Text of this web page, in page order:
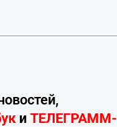
и ТЕЛЕГРАММ-